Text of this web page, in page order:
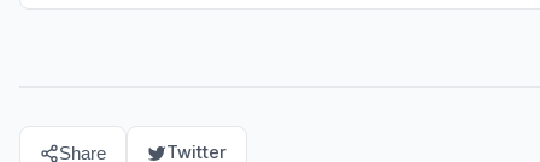
Share Twitter